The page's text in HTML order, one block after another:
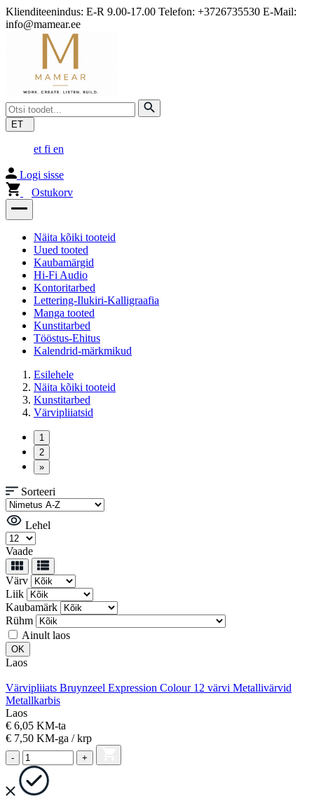
Klienditeenindus: E-R 9.00-17.00 Telefon: +3726735530 E-Mail:
info@mamear.ee
ET
et fi en
Logi sisse
Ostukorv
Näita kõiki tooteid
Uued tooted
Kaubamärgid
Hi-Fi Audio
Kontoritarbed
Lettering-Ilukiri-Kalligraafia
Manga tooted
Kunstitarbed
Tööstus-Ehitus
Kalendrid-märkmikud
Esilehele
Näita kõiki tooteid
Kunstitarbed
Värvipliiatsid
Sorteeri
Lehel
Vaade
Värv
Liik
Kaubamärk
Rühm
Ainult laos
Laos
Värvipliiats Bruynzeel Expression Colour 12 värvi Metallivärvid
Metallkarbis
Laos
€ 6,05 KM-ta
€ 7,50 KM-ga / krp
- +